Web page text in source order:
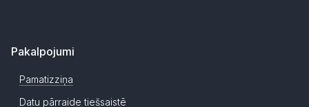
Pakalpojumi
Pamatizziņa
Datu pārraide tiešsaistē